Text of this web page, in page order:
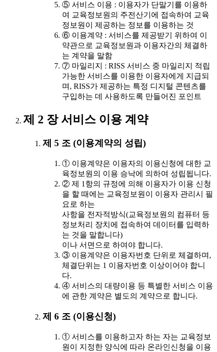
⑤ 서비스 이용 : 이용자가 단말기를 이용하
여 교육정보원의 주전산기에 접속하여 교육
정보원이 제공하는 정보를 이용하는 것
⑥ 이용계약 : 서비스를 제공받기 위하여 이
약관으로 교육정보원과 이용자간의 체결하
는 계약을 말함
⑦ 마일리지 : RISS 서비스 중 마일리지 적립
가능한 서비스를 이용한 이용자에게 지급되
며, RISS가 제공하는 특정 디지털 콘텐츠를
구입하는 데 사용하도록 만들어진 포인트
제 2 장 서비스 이용 계약
제 5 조 (이용계약의 성립)
① 이용계약은 이용자의 이용신청에 대한 교
육정보원의 이용 승낙에 의하여 성립됩니다.
② 제 1항의 규정에 의해 이용자가 이용 신청
을 할 때에는 교육정보원이 이용자 관리시 필
요로 하는
사항을 전자적방식(교육정보원의 컴퓨터 등
정보처리 장치에 접속하여 데이터를 입력하
는 것을 말합니다)
이나 서면으로 하여야 합니다.
③ 이용계약은 이용자번호 단위로 체결하며,
체결단위는 1 이용자번호 이상이어야 합니
다.
④ 서비스의 대량이용 등 특별한 서비스 이용
에 관한 계약은 별도의 계약으로 합니다.
제 6 조 (이용신청)
① 서비스를 이용하고자 하는 자는 교육정보
원이 지정한 양식에 따라 온라인신청을 이용